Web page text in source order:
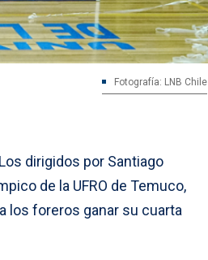
Fotografía: LNB Chile
dirigidos por Santiago
de la UFRO de Temuco,
los foreros ganar su cuarta